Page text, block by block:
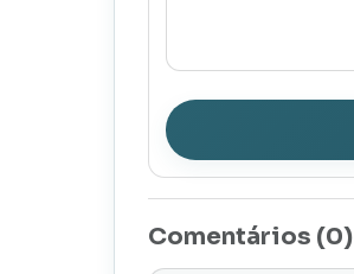
Comentários (0)